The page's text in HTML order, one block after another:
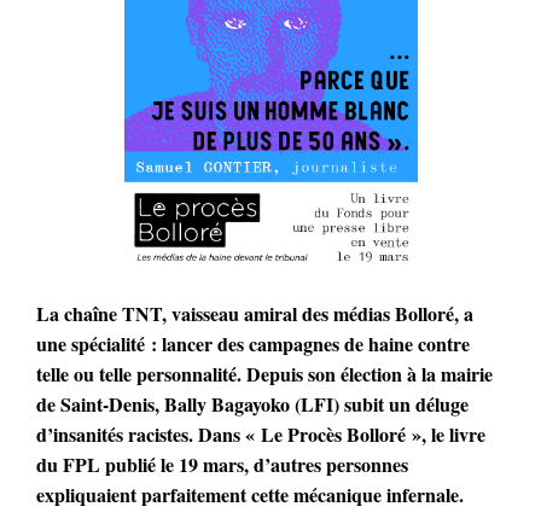
La chaîne TNT, vaisseau amiral des médias Bolloré, a
une spécialité : lancer des campagnes de haine contre
telle ou telle personnalité. Depuis son élection à la mairie
de Saint-Denis, Bally Bagayoko (LFI) subit un déluge
d’insanités racistes. Dans « Le Procès Bolloré », le livre
du FPL publié le 19 mars, d’autres personnes
expliquaient parfaitement cette mécanique infernale.